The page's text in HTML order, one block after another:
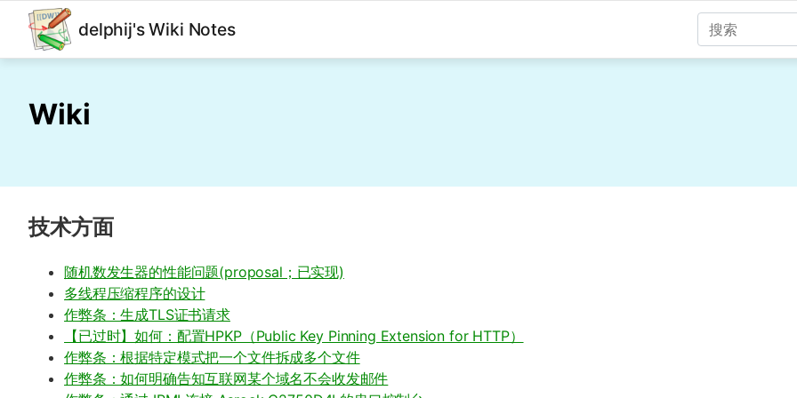
delphij's Wiki Notes
Wiki
技术方面
随机数发生器的性能问题(proposal；已实现)
多线程压缩程序的设计
作弊条：生成TLS证书请求
【已过时】如何：配置HPKP（Public Key Pinning Extension for HTTP）
作弊条：根据特定模式把一个文件拆成多个文件
作弊条：如何明确告知互联网某个域名不会收发邮件